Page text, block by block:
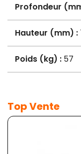
Profondeur
Hauteur (mm) :
Poids (kg) : 57
Top Vente